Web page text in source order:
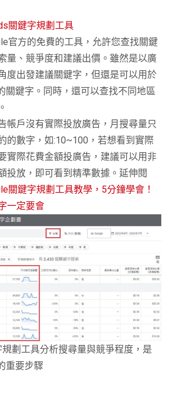
關鍵字規劃工具
官方的免費的工具，允許您查找關鍵
量、競爭度和建議出價。雖然是以廣
度出發建議關鍵字，但還是可以用於
關鍵字。同時，還可以查找不同地區
帳戶沒有實際投放廣告，月搜尋量只
的數字，如:10~100，若想看到實際
實際花費金額投廣告，建議可以用非
投放，即可看到精準數據。延伸閱
關鍵字規劃工具教學，5分鐘學會！
一定要會
劃工具分析搜尋量與競爭程度，是
重要步驟